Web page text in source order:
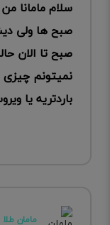
سلام مامانا
صبح ها ولی
صبح تا الان
نمیتونم چیزی
باردتریه یا
مامان طلا